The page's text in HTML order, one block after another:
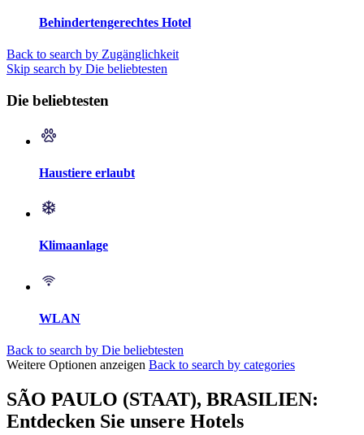
Behindertengerechtes Hotel
Back to search by Zugänglichkeit
Skip search by Die beliebtesten
Die beliebtesten
Haustiere erlaubt
Klimaanlage
WLAN
Back to search by Die beliebtesten
Weitere Optionen anzeigen Back to search by categories
SÃO PAULO (STAAT), BRASILIEN:
Entdecken Sie unsere Hotels